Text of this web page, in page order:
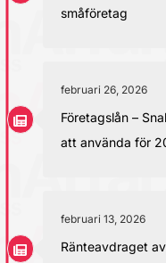
småföretag
februari 26, 2026
Företagslån –
att använda för
februari 13, 2026
Ränteavdraget